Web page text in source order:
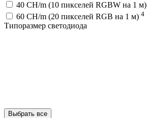
40 CH/m (10 пикселей RGBW на 1 м)
60 CH/m (20 пикселей RGB на 1 м) 4
Типоразмер светодиода
Выбрать все